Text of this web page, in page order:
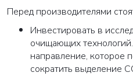
Перед производителями
Инвестировать в
очищающих
направление, которое
сократить выделение